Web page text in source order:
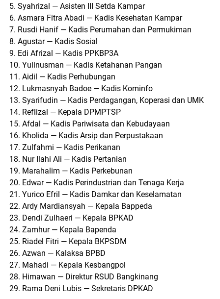
5. Syahrizal — Asisten III Setda Kampar
6. Asmara Fitra Abadi — Kadis Kesehatan Kampar
7. Rusdi Hanif — Kadis Perumahan dan Permukiman
8. Agustar — Kadis Sosial
9. Edi Afrizal — Kadis PPKBP3A
10. Yulinusman — Kadis Ketahanan Pangan
11. Aidil — Kadis Perhubungan
12. Lukmasnyah Badoe — Kadis Kominfo
13. Syarifudin — Kadis Perdagangan, Koperasi dan UMK
14. Reflizal — Kepala DPMPTSP
15. Afdal — Kadis Pariwisata dan Kebudayaan
16. Kholida — Kadis Arsip dan Perpustakaan
17. Zulfahmi — Kadis Perikanan
18. Nur Ilahi Ali — Kadis Pertanian
19. Marahalim — Kadis Perkebunan
20. Edwar — Kadis Perindustrian dan Tenaga Kerja
21. Yurico Efril — Kadis Damkar dan Keselamatan
22. Ardy Mardiansyah — Kepala Bappeda
23. Dendi Zulhaeri — Kepala BPKAD
24. Zamhur — Kepala Bapenda
25. Riadel Fitri — Kepala BKPSDM
26. Azwan — Kalaksa BPBD
27. Mahadi — Kepala Kesbangpol
28. Himawan — Direktur RSUD Bangkinang
29. Rama Deni Lubis — Sekretaris DPKAD